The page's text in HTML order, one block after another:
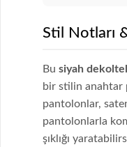
Stil Notları
Bu siyah
bir stilin anahtar
pantolonlar,
pantolonlarla
şıklığı